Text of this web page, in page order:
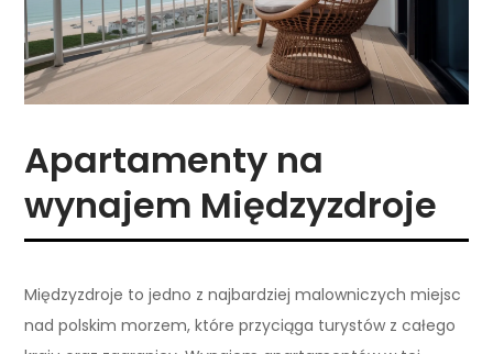
Apartamenty na
wynajem Międzyzdroje
Międzyzdroje to jedno z najbardziej malowniczych miejsc
nad polskim morzem, które przyciąga turystów z całego